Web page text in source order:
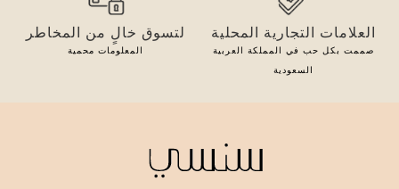
العلامات التجارية المحلية
صممت بكل حب في المملكة العربية
السعودية
لتسوق خالٍ من المخاطر
المعلومات محمية